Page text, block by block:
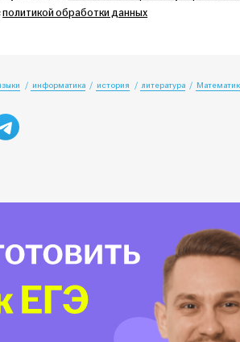
политикой обработки данных
информатика история литература